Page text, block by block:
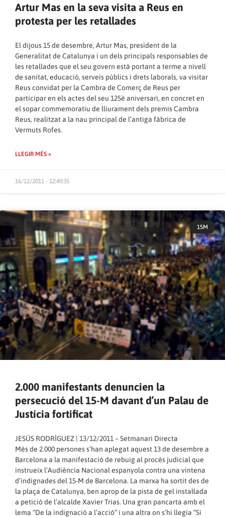
Artur Mas en la seva visita a Reus en
protesta per les retallades
El dijous 15 de desembre, Artur Mas, president de la
Generalitat de Catalunya i un dels principals responsables de
les retallades que el seu govern està portant a terme a nivell
de sanitat, educació, serveis públics i drets laborals, va visitar
Reus convidat per la Cambra de Comerç de Reus per
participar en els actes del seu 125è aniversari, en concret en
el sopar commemoratiu de lliurament dels premis Cambra
Reus, realitzat a la nau principal de l’antiga fàbrica de
Vermuts Rofes.
LLEGIR MÉS »
16/12/2011 - 12:40:35
15M
2.000 manifestants denuncien la
persecució del 15-M davant d’un Palau de
Justícia fortificat
JESÚS RODRÍGUEZ | 13/12/2011 – Setmanari Directa
Més de 2.000 persones s’han aplegat aquest 13 de desembre a
Barcelona a la manifestació de rebuig al procés judicial que
instrueix l’Audiència Nacional espanyola contra una vintena
d’indignades del 15-M de Barcelona. La marxa ha sortit des de
la plaça de Catalunya, ben aprop de la pista de gel instal·lada
a petició de l’alcalde Xavier Trias. Una gran pancarta amb el
lema “De la indignació a l’acció” i una altra on s’hi llegia “Si